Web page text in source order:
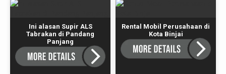
Ini alasan Supir ALS
Tabrakan di Pandang
Panjang
Rental Mobil Perusahaan di
Kota Binjai